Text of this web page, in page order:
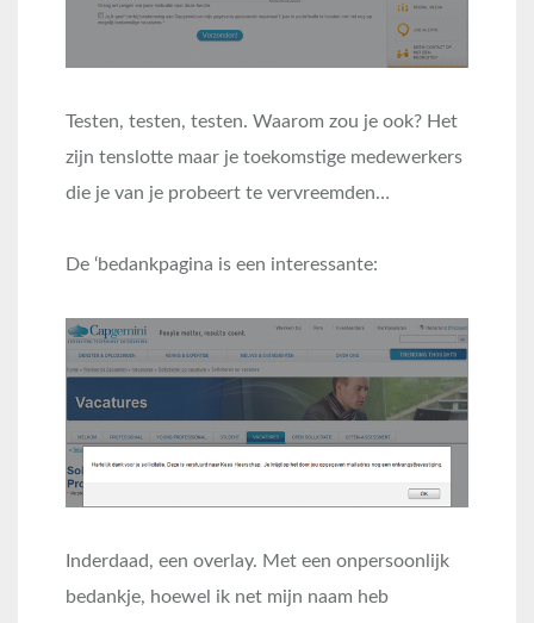
Testen, testen, testen. Waarom zou je ook? Het
zijn tenslotte maar je toekomstige medewerkers
die je van je probeert te vervreemden…
De ‘bedankpagina is een interessante:
Inderdaad, een overlay. Met een onpersoonlijk
bedankje, hoewel ik net mijn naam heb